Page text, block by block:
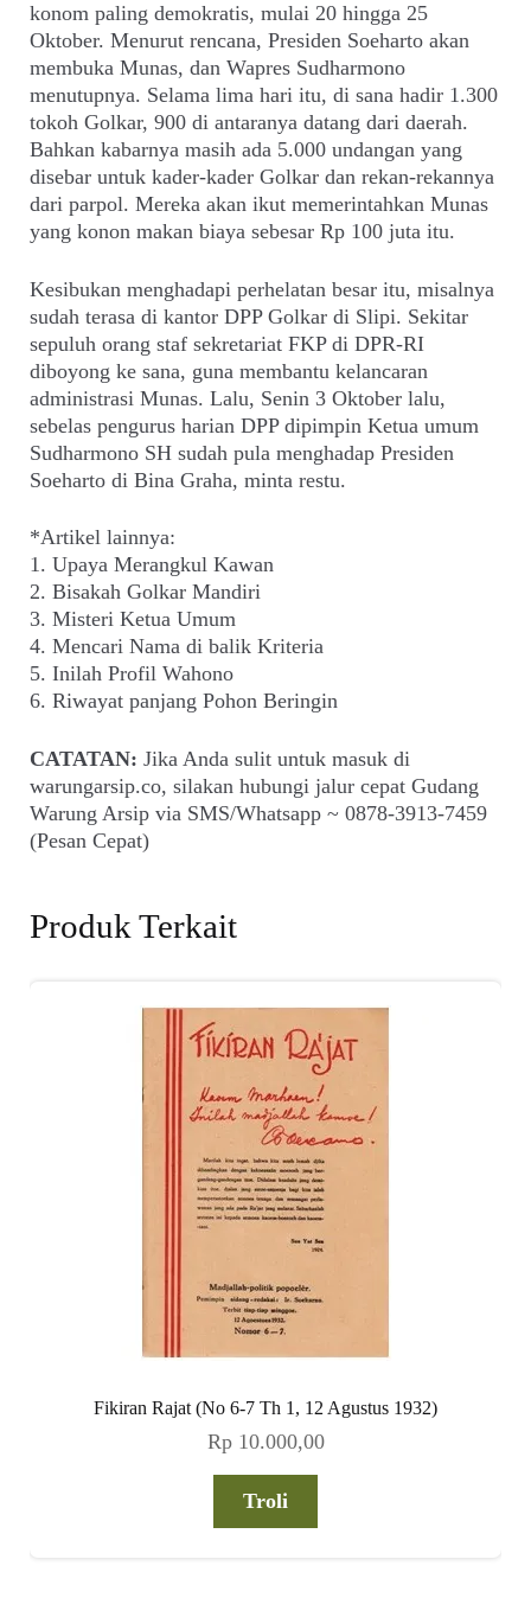
konom paling demokratis, mulai 20 hingga 25
Oktober. Menurut rencana, Presiden Soeharto akan
membuka Munas, dan Wapres Sudharmono
menutupnya. Selama lima hari itu, di sana hadir 1.300
tokoh Golkar, 900 di antaranya datang dari daerah.
Bahkan kabarnya masih ada 5.000 undangan yang
disebar untuk kader-kader Golkar dan rekan-rekannya
dari parpol. Mereka akan ikut memerintahkan Munas
yang konon makan biaya sebesar Rp 100 juta itu.
Kesibukan menghadapi perhelatan besar itu, misalnya
sudah terasa di kantor DPP Golkar di Slipi. Sekitar
sepuluh orang staf sekretariat FKP di DPR-RI
diboyong ke sana, guna membantu kelancaran
administrasi Munas. Lalu, Senin 3 Oktober lalu,
sebelas pengurus harian DPP dipimpin Ketua umum
Sudharmono SH sudah pula menghadap Presiden
Soeharto di Bina Graha, minta restu.
*Artikel lainnya:
1. Upaya Merangkul Kawan
2. Bisakah Golkar Mandiri
3. Misteri Ketua Umum
4. Mencari Nama di balik Kriteria
5. Inilah Profil Wahono
6. Riwayat panjang Pohon Beringin
CATATAN: Jika Anda sulit untuk masuk di
warungarsip.co, silakan hubungi jalur cepat Gudang
Warung Arsip via SMS/Whatsapp ~ 0878-3913-7459
(Pesan Cepat)
Produk Terkait
Fikiran Rajat (No 6-7 Th 1, 12 Agustus 1932)
Rp10.000,00
Troli